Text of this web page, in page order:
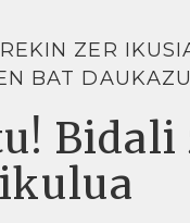
ZER
BAT
Bidali